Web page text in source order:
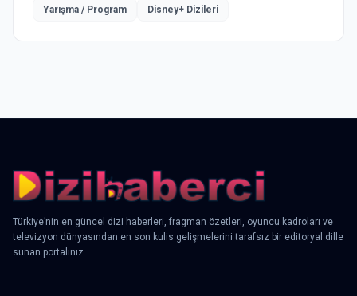
Yarışma / Program Disney+ Dizileri
Türkiye’nin en güncel dizi haberleri, fragman özetleri, oyuncu kadroları ve
televizyon dünyasından en son kulis gelişmelerini tarafsız bir editoryal dille
sunan portalınız.